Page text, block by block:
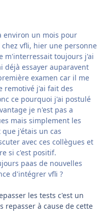
environ un mois pour
vfli, hier une personne
m'interressait toujours j'ai
déjà essayer auparavent
examen car il me
remotivé j'ai fait des
ce pourquoi j'ai postulé
je n'est pas a
mais simplement les
j'étais un cas
avec ces collègues et
si c'est positif.
paas de nouvelles
d'intégrer vfli ?
les tests c'est un
repasser à cause de cette